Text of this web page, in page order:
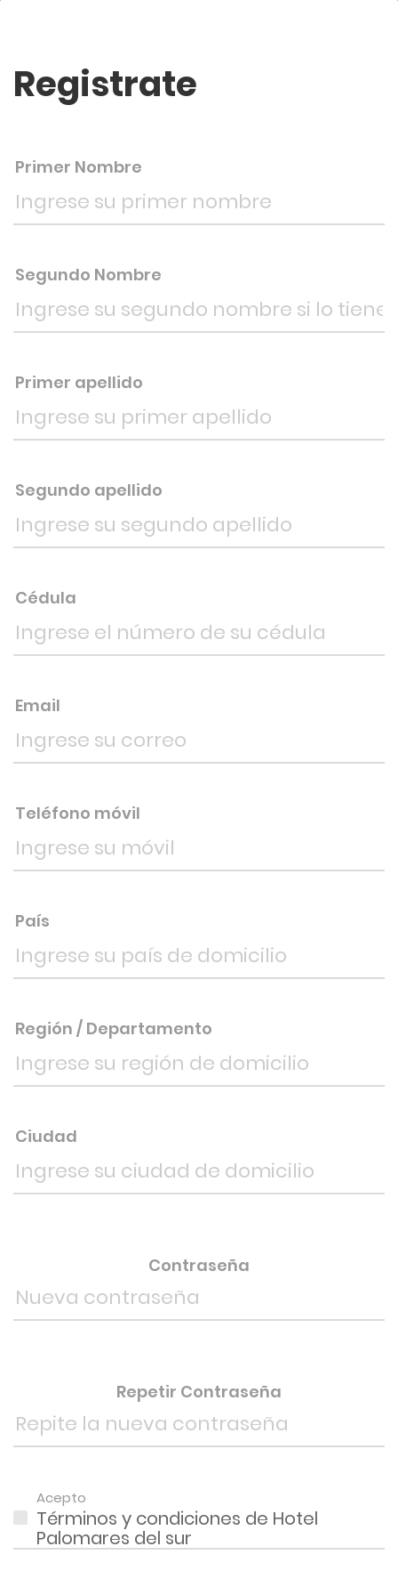
Registrate
Primer Nombre
Segundo Nombre
Primer apellido
Segundo apellido
Cédula
Email
Teléfono móvil
País
Región / Departamento
Ciudad
Contraseña
Repetir Contraseña
Acepto
Términos y condiciones de Hotel
Palomares del sur